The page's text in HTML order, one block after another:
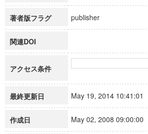
著者版フラグ publisher
関連DOI
アクセス条件
最終更新日 May 19, 2014 10:41:01
作成日 May 02, 2008 09:00:00